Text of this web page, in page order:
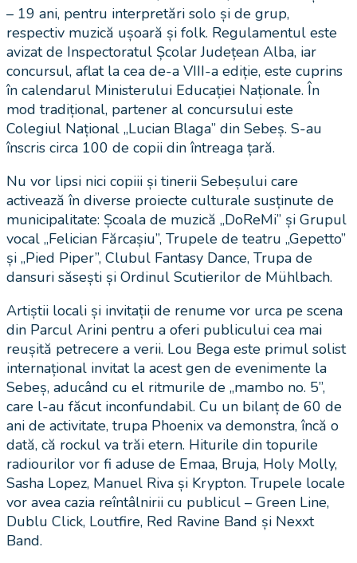
– 19 ani, pentru interpretări solo și de grup,
respectiv muzică ușoară și folk. Regulamentul este
avizat de Inspectoratul Școlar Județean Alba, iar
concursul, aflat la cea de-a VIII-a ediție, este cuprins
în calendarul Ministerului Educației Naționale. În
mod tradițional, partener al concursului este
Colegiul Național „Lucian Blaga” din Sebeș. S-au
înscris circa 100 de copii din întreaga țară.
Nu vor lipsi nici copiii și tinerii Sebeșului care
activează în diverse proiecte culturale susținute de
municipalitate: Școala de muzică „DoReMi” și Grupul
vocal „Felician Fărcașiu”, Trupele de teatru „Gepetto”
și „Pied Piper”, Clubul Fantasy Dance, Trupa de
dansuri săsești și Ordinul Scutierilor de Mühlbach.
Artiștii locali și invitații de renume vor urca pe scena
din Parcul Arini pentru a oferi publicului cea mai
reușită petrecere a verii. Lou Bega este primul solist
internațional invitat la acest gen de evenimente la
Sebeș, aducând cu el ritmurile de „mambo no. 5”,
care l-au făcut inconfundabil. Cu un bilanț de 60 de
ani de activitate, trupa Phoenix va demonstra, încă o
dată, că rockul va trăi etern. Hiturile din topurile
radiourilor vor fi aduse de Emaa, Bruja, Holy Molly,
Sasha Lopez, Manuel Riva și Krypton. Trupele locale
vor avea cazia reîntâlnirii cu publicul – Green Line,
Dublu Click, Loutfire, Red Ravine Band și Nexxt
Band.